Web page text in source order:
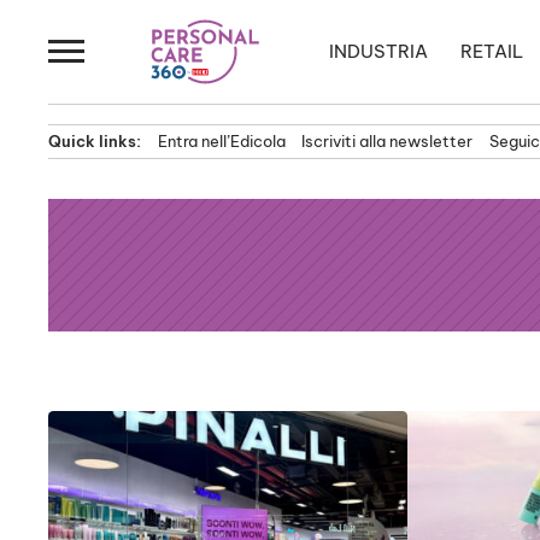
al
INDUSTRIA RETAIL
Quick links: Entra nell’Edicola Iscriviti alla newsletter
News